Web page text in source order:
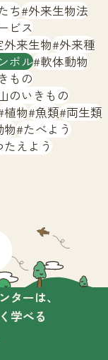
とは
ち 外来生物法
ビス
外来生物 外来種
ボル 軟体動物
もの
のいきもの
植物 魚類 両生類
物 たべよう
たえよう
ーは、
学べる